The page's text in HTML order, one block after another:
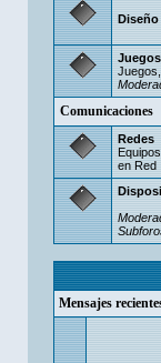
Comunicaciones
Redes
en Red
Mensajes